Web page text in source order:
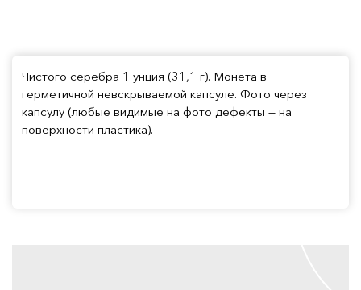
Чистого серебра 1 унция (31,1 г). Монета в
герметичной невскрываемой капсуле. Фото через
капсулу (любые видимые на фото дефекты — на
поверхности пластика).